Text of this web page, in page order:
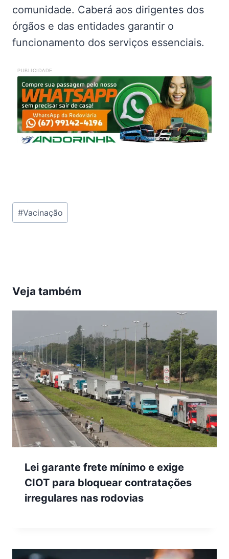
comunidade. Caberá aos dirigentes dos
órgãos e das entidades garantir o
funcionamento dos serviços essenciais.
PUBLICIDADE
Tags
do
#Vacinação
Veja também
Lei garante frete mínimo e exige
CIOT para bloquear contratações
irregulares nas rodovias